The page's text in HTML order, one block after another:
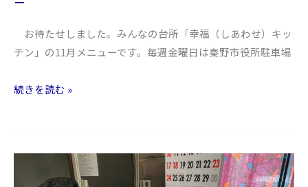
お待たせしました。みんなの台所「幸福（しあわせ）キッ
チン」の11月メニューです。毎週金曜日は秦野市役所駐車場
幸
続きを読む »